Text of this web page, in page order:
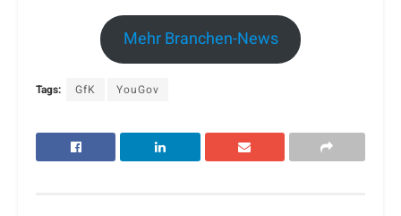
Mehr Branchen-News
Tags: GfK YouGov